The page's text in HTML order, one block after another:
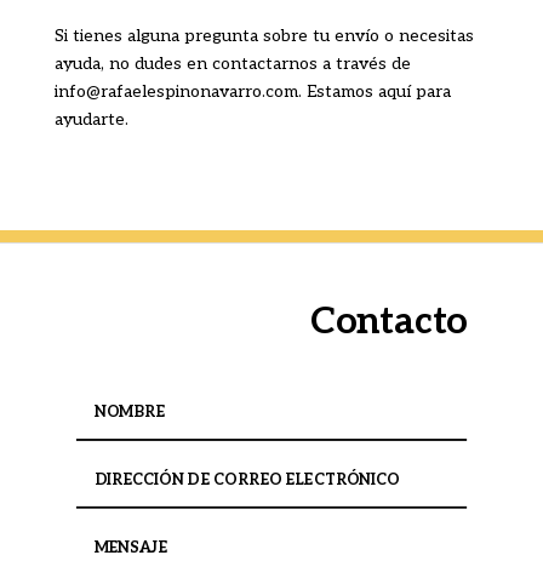
Si tienes alguna pregunta sobre tu envío o necesitas
ayuda, no dudes en contactarnos a través de
info@rafaelespinonavarro.com. Estamos aquí para
ayudarte.
Contacto